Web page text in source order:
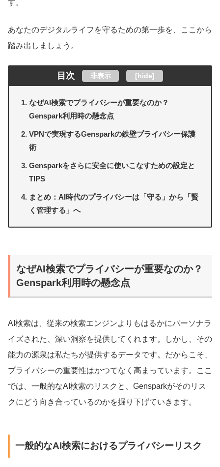
す。
あなたのデジタルライフを守るための第一歩を、ここから
踏み出しましょう。
目次 非表示 [hide]
なぜAI検索でプライバシーが重要なのか？
Genspark利用時の懸念点
VPNで実現するGensparkの鉄壁プライバシー保護
術
Gensparkをさらに安全に使いこなすための設定と
TIPS
まとめ：AI時代のプライバシーは「守る」から「賢
く管理する」へ
なぜAI検索でプライバシーが重要なのか？
Genspark利用時の懸念点
AI検索は、従来の検索エンジンよりもはるかにパーソナラ
イズされた、深い洞察を提供してくれます。しかし、その
能力の源泉は私たちが提供するデータです。だからこそ、
プライバシーの重要性はかつてなく高まっています。ここ
では、一般的なAI検索のリスクと、Gensparkがそのリス
クにどう向き合っているのかを掘り下げていきます。
一般的なAI検索におけるプライバシーリスク